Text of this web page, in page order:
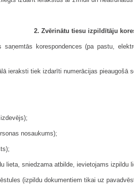
2. Zvērinātu tiesu izpildītāju
korespondences (pa pastu,
ieraksti tiek izdarīti numerācijas
nosaukums);
lieta, sniedzama atbilde, ievietojams
(izpildu dokumentiem tikai uz